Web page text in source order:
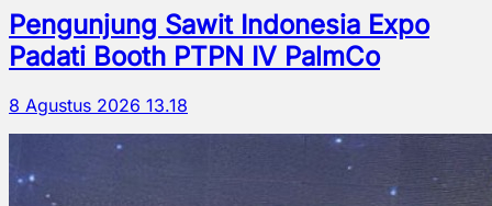
Pengunjung Sawit Indonesia Expo
Padati Booth PTPN IV PalmCo
8 Agustus 2026 13.18